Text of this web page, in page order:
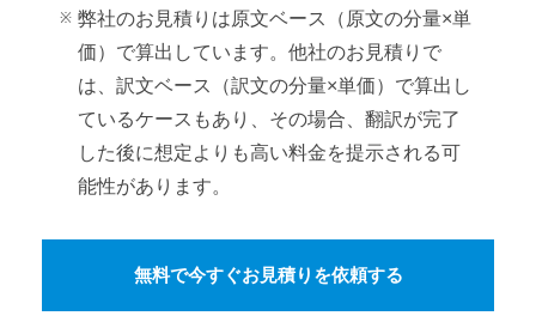
弊社のお見積りは原文ベース（原文の分量×単
価）で算出しています。他社のお見積りで
は、訳文ベース（訳文の分量×単価）で算出し
ているケースもあり、その場合、翻訳が完了
した後に想定よりも高い料金を提示される可
能性があります。
無料で今すぐお見積りを依頼する